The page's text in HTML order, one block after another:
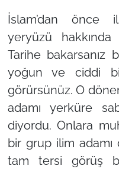
İslam’dan önce
yeryüzü hakkında
Tarihe bakarsanız
yoğun ve ciddi
görürsünüz. O
adamı yerküre
diyordu. Onlara
bir grup ilim
tam tersi görüş